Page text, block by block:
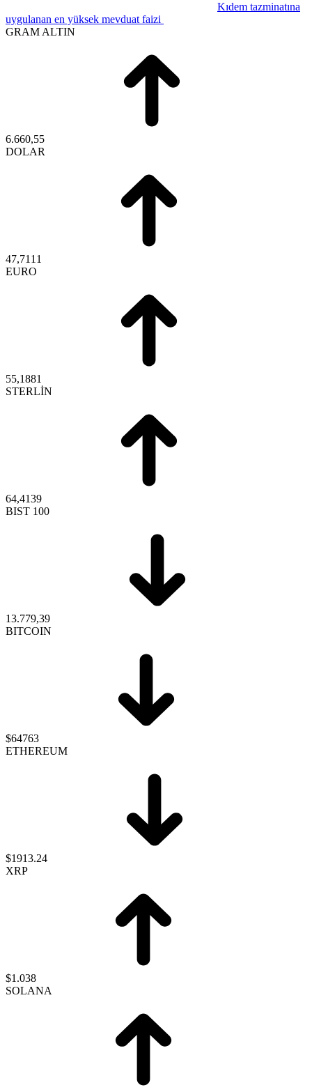
Kıdem tazminatına
uygulanan en yüksek mevduat faizi
GRAM ALTIN
6.660,55
DOLAR
47,7111
EURO
55,1881
STERLİN
64,4139
BIST 100
13.779,39
BITCOIN
$64763
ETHEREUM
$1913.24
XRP
$1.038
SOLANA